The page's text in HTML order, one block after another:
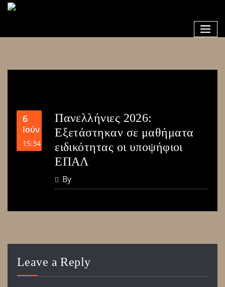
6
Ιούν
15:34
Πανελλήνιες 2026:
Εξετάστηκαν σε μαθήματα
ειδικότητας οι υποψήφιοι
ΕΠΑΛ
By
Leave a Reply